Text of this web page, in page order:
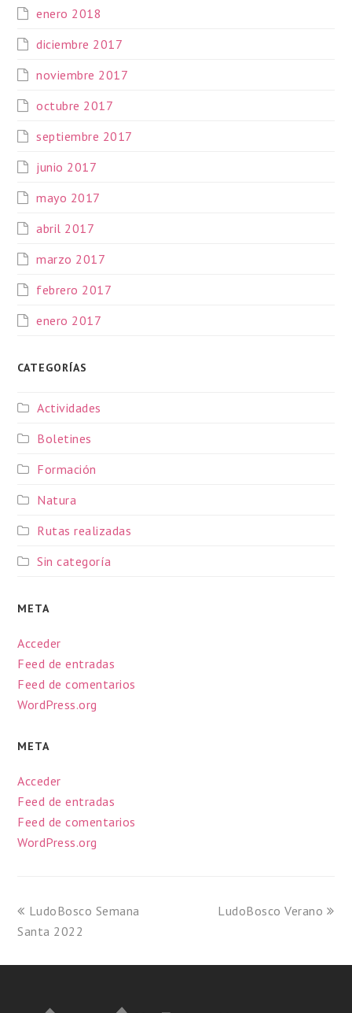
enero 2018
diciembre 2017
noviembre 2017
octubre 2017
septiembre 2017
junio 2017
mayo 2017
abril 2017
marzo 2017
febrero 2017
enero 2017
CATEGORÍAS
Actividades
Boletines
Formación
Natura
Rutas realizadas
Sin categoría
META
Acceder
Feed de entradas
Feed de comentarios
WordPress.org
META
Acceder
Feed de entradas
Feed de comentarios
WordPress.org
LudoBosco Semana
Santa 2022
LudoBosco Verano